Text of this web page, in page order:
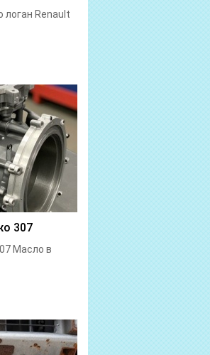
логан Renault
307
Масло в